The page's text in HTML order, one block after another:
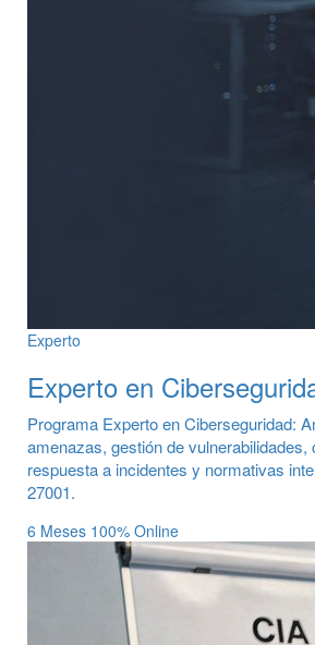
Experto
Experto en
Programa Experto en Ciberseguridad:
amenazas, gestión de vulnerabilidades,
respuesta a incidentes y normativas
27001.
6 Meses 100% Online